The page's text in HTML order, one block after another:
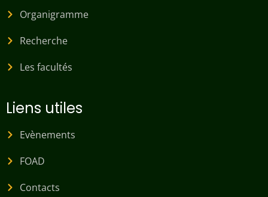
Organigramme
Recherche
Les facultés
Liens utiles
Evènements
FOAD
Contacts